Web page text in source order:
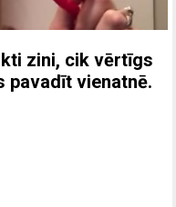
zini, cik vērtīgs
pavadīt vienatnē.